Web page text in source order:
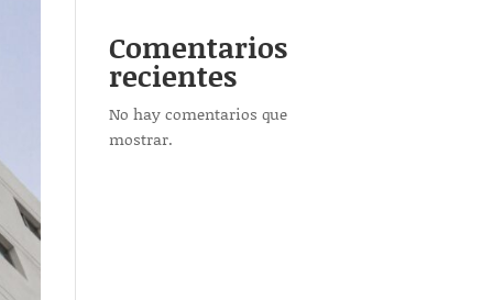
Comentarios
recientes
No hay comentarios que
mostrar.